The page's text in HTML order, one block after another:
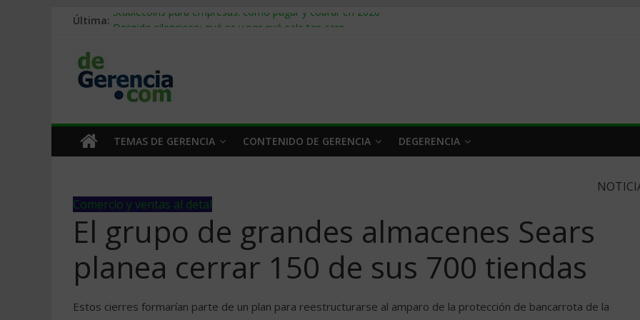
Última: Stablecoins para empresas: cómo pagar y cobrar en 2026
Trabajo forzoso en la cadena de suministro: qué hacer
Mercado hispano de EE. UU.: cómo segmentarlo y venderle
TEMAS DE GERENCIA CONTENIDO DE GERENCIA DEGERENCIA
Comercio y ventas al detal
El grupo de grandes almacenes Sears
planea cerrar 150 de sus 700 tiendas
Estos cierres formarían parte de un plan para reestructurarse al amparo de la protección de bancarrota de la